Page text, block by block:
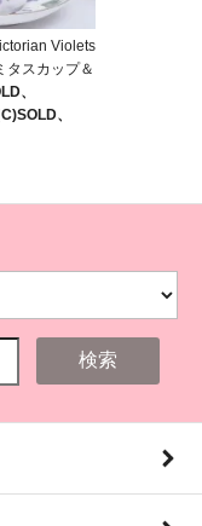
Violets
タスカップ＆
、
、
検索